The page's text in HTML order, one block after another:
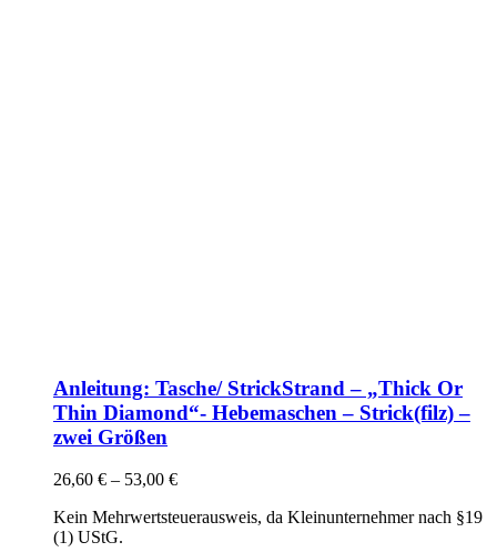
Anleitung: Tasche/ StrickStrand – „Thick Or
Thin Diamond“- Hebemaschen – Strick(filz) –
zwei Größen
26,60 € – 53,00 €
Kein Mehrwertsteuerausweis, da Kleinunternehmer nach §19
(1) UStG.